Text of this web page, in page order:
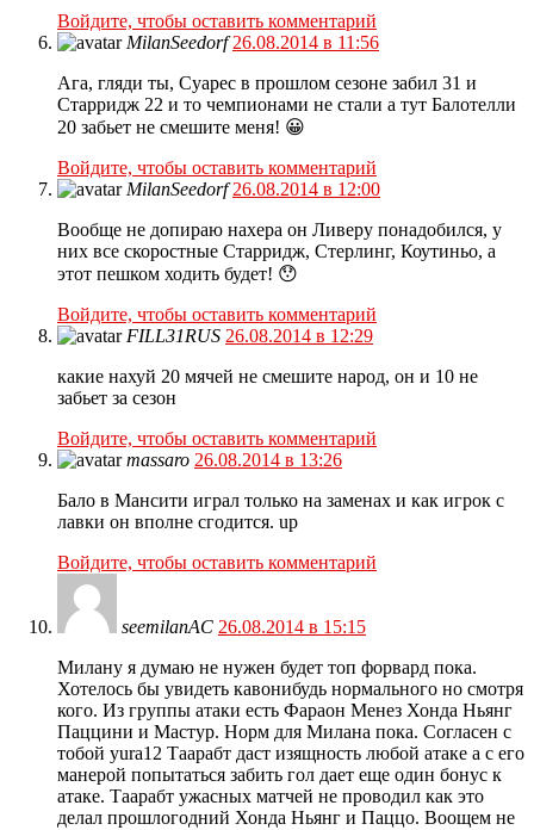
Войдите, чтобы оставить комментарий
MilanSeedorf 26.08.2014 в 11:56
Ага, гляди ты, Суарес в прошлом сезоне забил 31 и
Старридж 22 и то чемпионами не стали а тут Балотелли
20 забьет не смешите меня! 😀
Войдите, чтобы оставить комментарий
MilanSeedorf 26.08.2014 в 12:00
Вообще не допираю нахера он Ливеру понадобился, у
них все скоростные Старридж, Стерлинг, Коутиньо, а
этот пешком ходить будет! 😯
Войдите, чтобы оставить комментарий
FILL31RUS 26.08.2014 в 12:29
какие нахуй 20 мячей не смешите народ, он и 10 не
забьет за сезон
Войдите, чтобы оставить комментарий
massaro 26.08.2014 в 13:26
Бало в Мансити играл только на заменах и как игрок с
лавки он вполне сгодится. up
Войдите, чтобы оставить комментарий
seemilanAC 26.08.2014 в 15:15
Милану я думаю не нужен будет топ форвард пока.
Хотелось бы увидеть кавонибудь нормального но смотря
кого. Из группы атаки есть Фараон Менез Хонда Ньянг
Паццини и Мастур. Норм для Милана пока. Согласен с
тобой yura12 Таарабт даст изящность любой атаке а с его
манерой попытаться забить гол дает еще один бонус к
атаке. Таарабт ужасных матчей не проводил как это
делал прошлогодний Хонда Ньянг и Паццо. Воощем не